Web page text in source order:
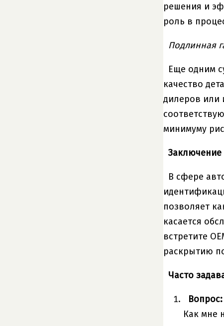
решения и
роль в
Подлинная
Еще одним
качество
дилеров или
минимуму
Заключение
В сфере
позволяет
касается
встретите
раскрытию
Часто
Вопрос:
Как мне